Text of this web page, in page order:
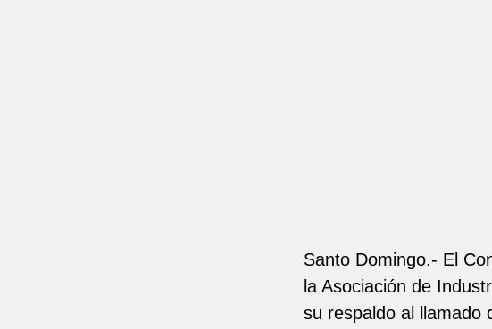
Santo Domingo.- El
la Asociación de
su respaldo al llamado